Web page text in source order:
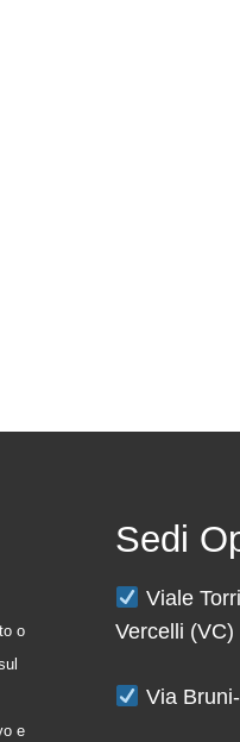
o
e
Sedi
Viale
Vercelli (VC)
Via